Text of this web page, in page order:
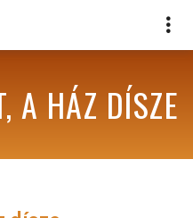
A HÁZ DÍSZE